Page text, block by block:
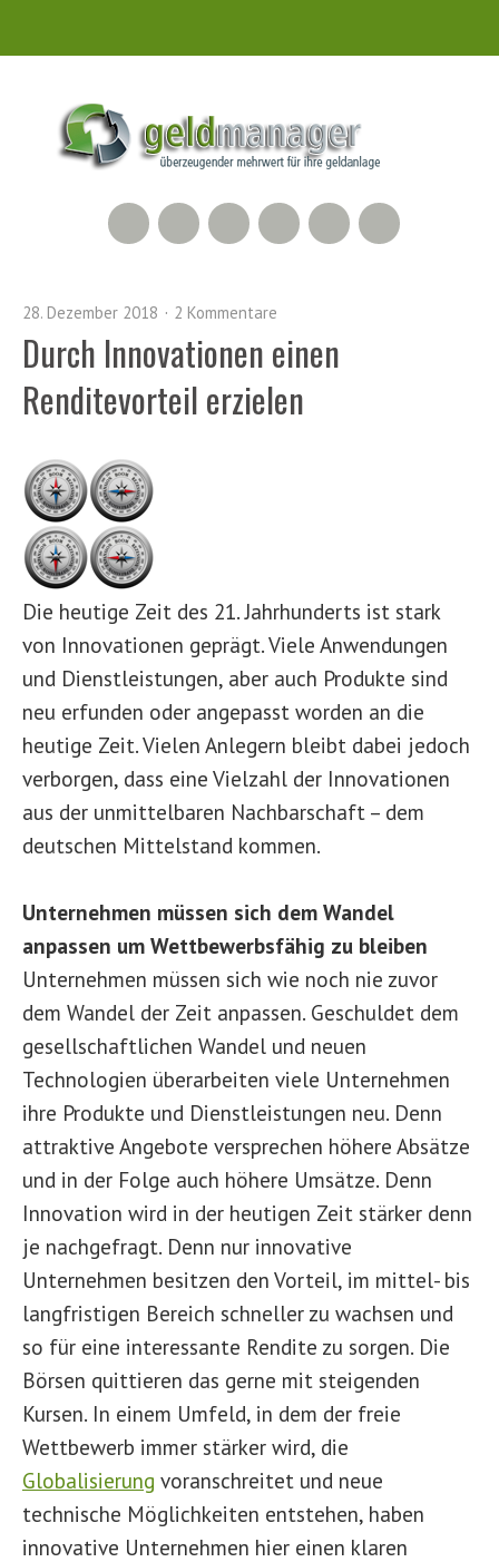
Facebook
500px
LinkedIn
Xing
RSS Feed
28. Dezember 2018 2 Kommentare
Durch Innovationen einen
Renditevorteil erzielen
Die heutige Zeit des 21. Jahrhunderts ist stark
von Innovationen geprägt. Viele Anwendungen
und Dienstleistungen, aber auch Produkte sind
neu erfunden oder angepasst worden an die
heutige Zeit. Vielen Anlegern bleibt dabei jedoch
verborgen, dass eine Vielzahl der Innovationen
aus der unmittelbaren Nachbarschaft – dem
deutschen Mittelstand kommen.
Unternehmen müssen sich dem Wandel
anpassen um Wettbewerbsfähig zu bleiben
Unternehmen müssen sich wie noch nie zuvor
dem Wandel der Zeit anpassen. Geschuldet dem
gesellschaftlichen Wandel und neuen
Technologien überarbeiten viele Unternehmen
ihre Produkte und Dienstleistungen neu. Denn
attraktive Angebote versprechen höhere Absätze
und in der Folge auch höhere Umsätze. Denn
Innovation wird in der heutigen Zeit stärker denn
je nachgefragt. Denn nur innovative
Unternehmen besitzen den Vorteil, im mittel- bis
langfristigen Bereich schneller zu wachsen und
so für eine interessante Rendite zu sorgen. Die
Börsen quittieren das gerne mit steigenden
Kursen. In einem Umfeld, in dem der freie
Wettbewerb immer stärker wird, die
Globalisierung voranschreitet und neue
technische Möglichkeiten entstehen, haben
innovative Unternehmen hier einen klaren